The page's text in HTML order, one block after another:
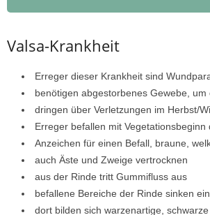
Valsa-Krankheit
Erreger dieser Krankheit sind
benötigen abgestorbenes Gewebe, um
dringen über Verletzungen im Herbst/
Erreger befallen mit Vegetationsbeginn
Anzeichen für einen Befall, braune,
auch Äste und Zweige vertrocknen
aus der Rinde tritt Gummifluss aus
befallene Bereiche der Rinde sinken ein
dort bilden sich warzenartige,